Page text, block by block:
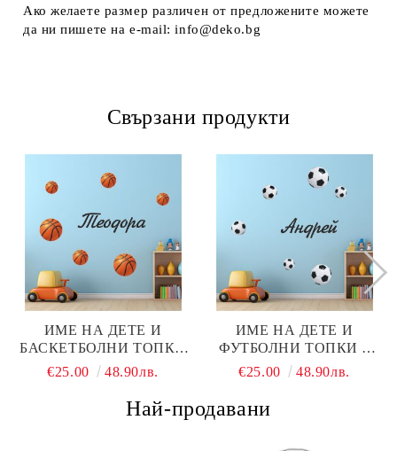
Ако желаете размер различен от предложените можете
да ни пишете на e-mail: info@deko.bg
Свързани продукти
ИМЕ НА ДЕТЕ И
БАСКЕТБОЛНИ ТОПКИ
6 БР.- КОМПЛЕКТ
€25.00 48.90лв.
ИМЕ НА ДЕТЕ И
ФУТБОЛНИ ТОПКИ 6
БР.- КОМПЛЕКТ
€25.00 48.90лв.
Най-продавани